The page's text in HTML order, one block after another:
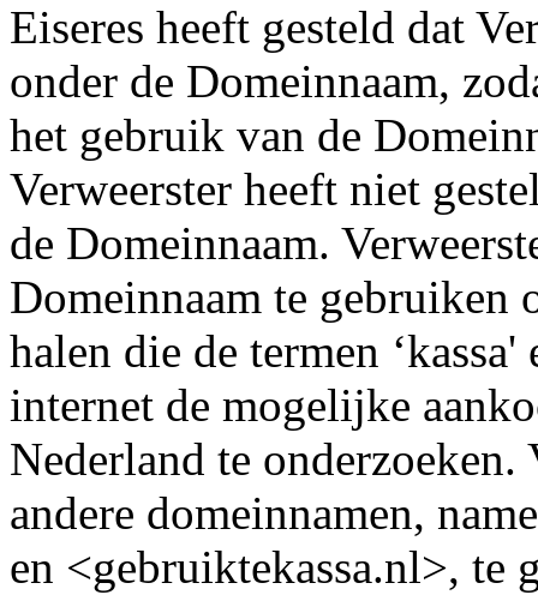
Eiseres heeft gesteld dat
onder de Domeinnaam,
het gebruik van de
Verweerster heeft niet
de Domeinnaam.
Domeinnaam te gebruiken
halen die de termen
internet de mogelijke
Nederland te onderzoeken.
andere domeinnamen,
en <gebruiktekassa.nl>, te